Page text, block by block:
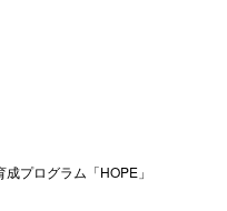
プログラム「HOPE」